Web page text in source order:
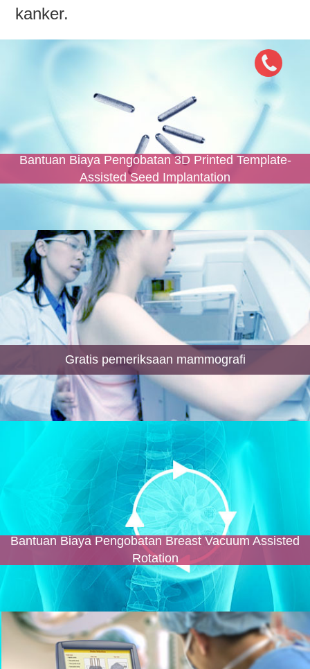
kanker.
Bantuan Biaya Pengobatan 3D Printed Template-
Assisted Seed Implantation
Gratis pemeriksaan mammografi
Bantuan Biaya Pengobatan Breast Vacuum Assisted
Rotation